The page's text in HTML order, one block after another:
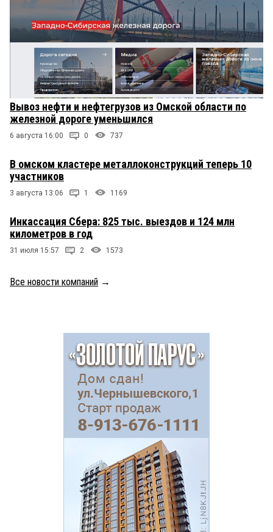
Вывоз нефти и нефтегрузов из Омской области по
железной дороге уменьшился
6 августа 16:00 0 737
В омском кластере металлоконструкций теперь 10
участников
3 августа 13:06 1 1169
Инкассация Сбера: 825 тыс. выездов и 124 млн
километров в год
31 июля 15:57 2 1573
Все новости компаний →